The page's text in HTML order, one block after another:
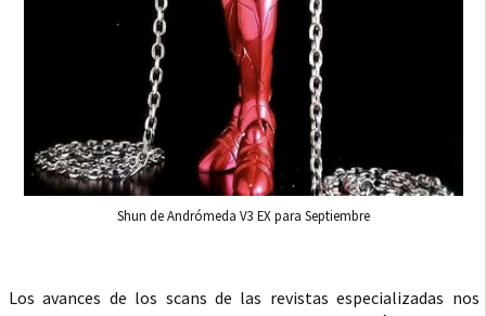
Shun de Andrómeda V3 EX para Septiembre
Los avances de los scans de las revistas especializadas nos